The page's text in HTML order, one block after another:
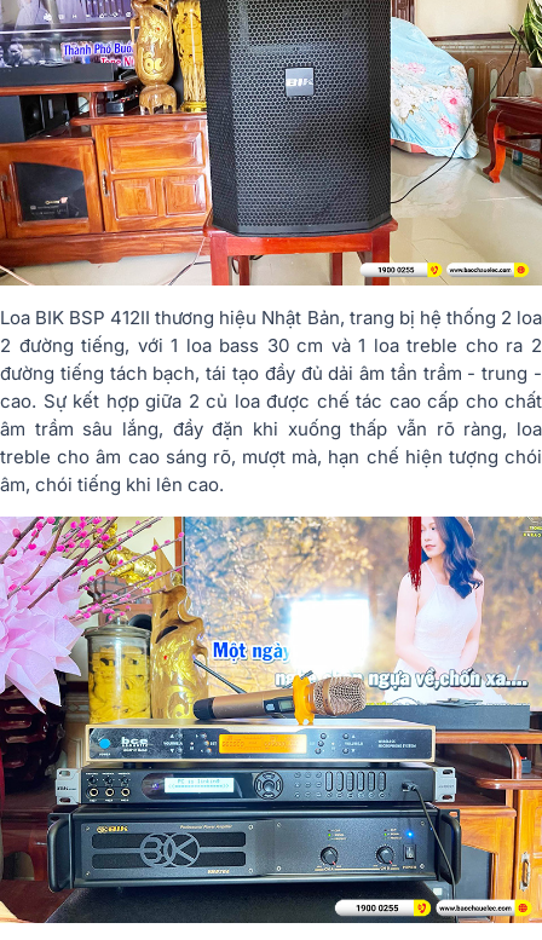
Loa BIK BSP 412II thương hiệu Nhật Bản, trang bị hệ thống 2 loa
2 đường tiếng, với 1 loa bass 30 cm và 1 loa treble cho ra 2
đường tiếng tách bạch, tái tạo đầy đủ dải âm tần trầm - trung -
cao. Sự kết hợp giữa 2 củ loa được chế tác cao cấp cho chất
âm trầm sâu lắng, đầy đặn khi xuống thấp vẫn rõ ràng, loa
treble cho âm cao sáng rõ, mượt mà, hạn chế hiện tượng chói
âm, chói tiếng khi lên cao.